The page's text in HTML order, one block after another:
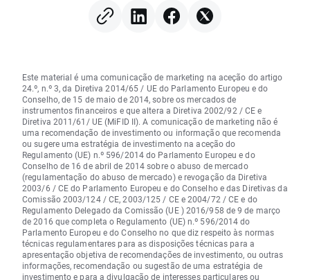
Este material é uma comunicação de marketing na aceção do artigo
24.º, n.º 3, da Diretiva 2014/65 / UE do Parlamento Europeu e do
Conselho, de 15 de maio de 2014, sobre os mercados de
instrumentos financeiros e que altera a Diretiva 2002/92 / CE e
Diretiva 2011/61/ UE (MiFID II). A comunicação de marketing não é
uma recomendação de investimento ou informação que recomenda
ou sugere uma estratégia de investimento na aceção do
Regulamento (UE) n.º 596/2014 do Parlamento Europeu e do
Conselho de 16 de abril de 2014 sobre o abuso de mercado
(regulamentação do abuso de mercado) e revogação da Diretiva
2003/6 / CE do Parlamento Europeu e do Conselho e das Diretivas da
Comissão 2003/124 / CE, 2003/125 / CE e 2004/72 / CE e do
Regulamento Delegado da Comissão (UE ) 2016/958 de 9 de março
de 2016 que completa o Regulamento (UE) n.º 596/2014 do
Parlamento Europeu e do Conselho no que diz respeito às normas
técnicas regulamentares para as disposições técnicas para a
apresentação objetiva de recomendações de investimento, ou outras
informações, recomendação ou sugestão de uma estratégia de
investimento e para a divulgação de interesses particulares ou